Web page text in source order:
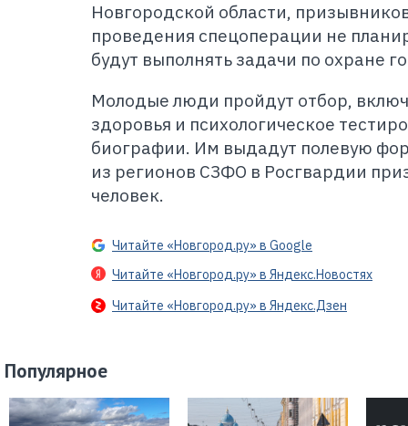
Новгородской области,
проведения спецоперации не
будут выполнять задачи по охране
Молодые люди пройдут отбор,
здоровья и психологическое
биографии. Им выдадут полевую
из регионов СЗФО в Росгвардии
человек.
Читайте «Новгород.ру» в Google
Читайте «Новгород.ру» в Яндекс.Новостях
Читайте «Новгород.ру» в Яндекс.Дзен
Популярное